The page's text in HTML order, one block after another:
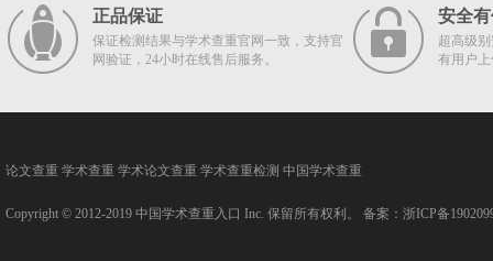
正品保证
保证检测结果与学术查重官网一致，支持官
网验证，24小时在线售后服务。
安全
超高级
有用户
论文查重 学术查重 学术论文查重 学术查重检测 中国学术查重
Copyright © 2012-2019 中国学术查重入口 Inc. 保留所有权利。 备案： 浙ICP备